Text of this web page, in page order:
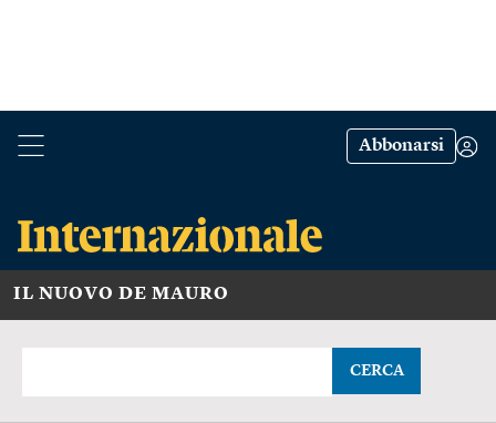
Abbonarsi
IL NUOVO DE MAURO
CERCA